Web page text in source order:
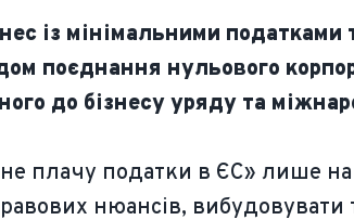
із мінімальними
поєднання нульового
до бізнесу уряду та
плачу податки в ЄС» лише на
нюансів,